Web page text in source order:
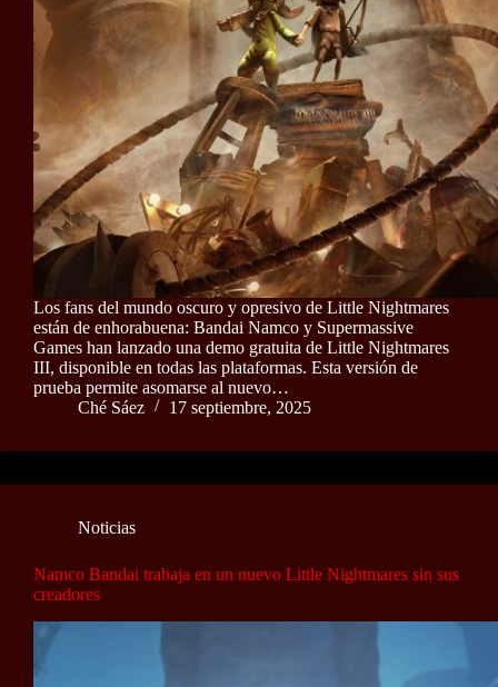
Los fans del mundo oscuro y opresivo de Little Nightmares
están de enhorabuena: Bandai Namco y Supermassive
Games han lanzado una demo gratuita de Little Nightmares
III, disponible en todas las plataformas. Esta versión de
prueba permite asomarse al nuevo…
Ché Sáez
17 septiembre, 2025
Noticias
Namco Bandai trabaja en un nuevo Little Nightmares sin sus
creadores